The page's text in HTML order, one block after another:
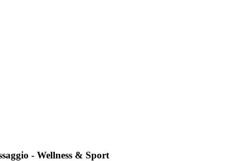
- Wellness & Sport